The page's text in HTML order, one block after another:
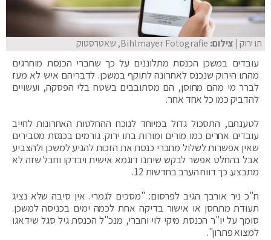
תו ירוק| צילום: Bihlmayer Fotografie, שאטרסטוק
עובדים במשכן הכנסת מתלוננים על כך שחברי הכנסת מוחרגים
מהתו הירוק שנכנס לאחרונה לתוקף במשכן. לדבריהם איש לא מעז
לברר מי מהם מחוסן, הם מסתובבים בשטח בלי הפסקה, ועשויים
להדביק כמו כל אחד אחר.
לטענתם, התסכול גדול במיוחד לנוכח ההחלטות האחרונות לחייב
עובדים אחרים כמו מורים ומורות בתו ירוק. גורמים בכנסת מסבירים
שאין אפשרות לשלול מחברי כנסת את הזכות להגיע למשכן ולהצביע
אבל בהחלט אפשר לבקש שיתנו דוגמא אישית ויבדקו וחבל שזה לא
מתבצע. כך דווח הערב בחדשות 12.
‏ח"כ ניר אורבך הגיב לפרסום: "מסכים לגמרי. אין סיבה שלא נציג
תעודת מתחסן או אישור בדיקה אחת לכמה ימים בכניסה למשכן.
סומך על יו"ר הכנסת מיקי לוי וחברי, מנכ"ל הכנסת גיל סגל שידאגו
למצוא פתרון".